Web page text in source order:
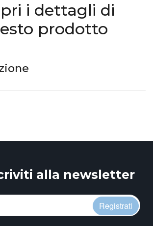
i dettagli di
prodotto
alla newsletter
Registrati